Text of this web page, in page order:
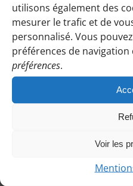
utilisons également des
mesurer le trafic et de
personnalisé. Vous
préférences de
préférences.
Voir les
Vous pouvez participer à
sans engagement de
Cliquez sur le bouton ci-
choix en laissant vos
et autres détails. Afin que